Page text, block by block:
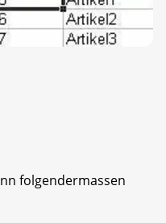
folgendermassen